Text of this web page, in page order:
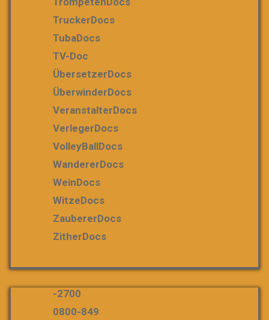
TruckerDocs
TubaDocs
TV-Doc
ÜbersetzerDocs
ÜberwinderDocs
VeranstalterDocs
VerlegerDocs
VolleyBallDocs
WandererDocs
WeinDocs
WitzeDocs
ZaubererDocs
ZitherDocs
-2700
0800-849